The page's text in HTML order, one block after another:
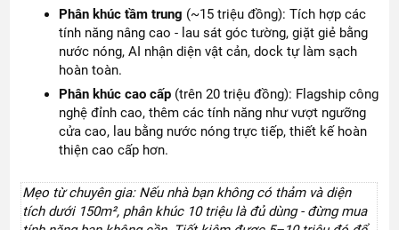
Phân khúc tầm trung (~15 triệu đồng): Tích hợp các
tính năng nâng cao - lau sát góc tường, giặt giẻ bằng
nước nóng, AI nhận diện vật cản, dock tự làm sạch
hoàn toàn.
Phân khúc cao cấp (trên 20 triệu đồng): Flagship công
nghệ đỉnh cao, thêm các tính năng như vượt ngưỡng
cửa cao, lau bằng nước nóng trực tiếp, thiết kế hoàn
thiện cao cấp hơn.
Mẹo từ chuyên gia: Nếu nhà bạn không có thảm và diện
tích dưới 150m², phân khúc 10 triệu là đủ dùng - đừng mua